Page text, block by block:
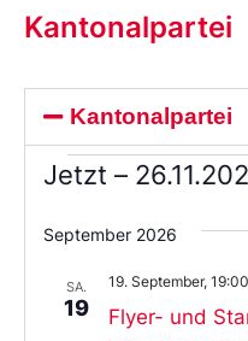
Kantonalpartei
Kantonalpartei
Jetzt –
Sie
das
aus.
September 2026
SA.
19
Flyer- und
19. September, 19:00